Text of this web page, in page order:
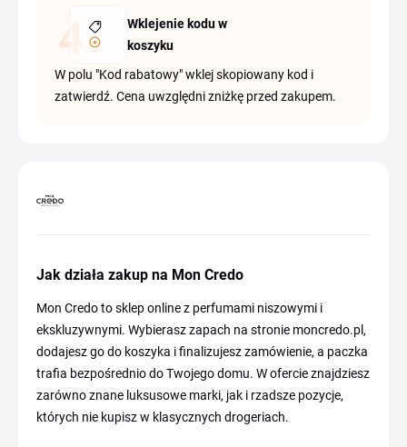
Wklejenie kodu w
koszyku
W polu "Kod rabatowy" wklej skopiowany kod i
zatwierdź. Cena uwzględni zniżkę przed zakupem.
Jak działa zakup na Mon Credo
Mon Credo to sklep online z perfumami niszowymi i
ekskluzywnymi. Wybierasz zapach na stronie moncredo.pl,
dodajesz go do koszyka i finalizujesz zamówienie, a paczka
trafia bezpośrednio do Twojego domu. W ofercie znajdziesz
zarówno znane luksusowe marki, jak i rzadsze pozycje,
których nie kupisz w klasycznych drogeriach.